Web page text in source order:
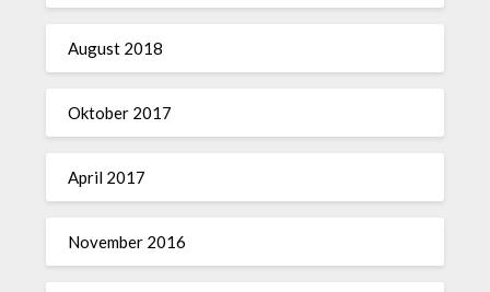
August 2018
Oktober 2017
April 2017
November 2016